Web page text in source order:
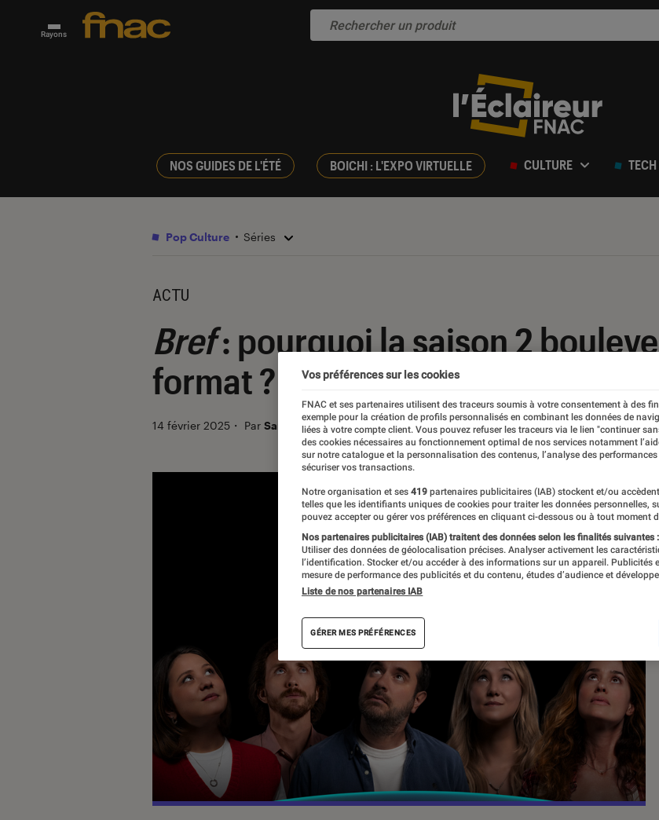
Rayons
NOS GUIDES DE L'ÉTÉ BOICHI : L'EXPO VIRTUELLE CULTURE TECH
Pop Culture Séries
ACTU
Bref: pourquoi la saison 2
format ?
14 février 2025 ・ Par Sarah Dupont
Vos préférences sur les cookies
FNAC et ses partenaires utilisent des traceurs soumis à votre consentement à des
exemple pour la création de profils personnalisés en combinant les données de
liées à votre compte client. Vous pouvez refuser les traceurs via le lien "continuer
des cookies nécessaires au fonctionnement optimal de nos services notamment
sur notre catalogue et la personnalisation des contenus, l’analyse des
sécuriser vos transactions.
Notre organisation et ses 419 partenaires publicitaires (IAB) stockent et/ou
telles que les identifiants uniques de cookies pour traiter les données personnelles,
pouvez accepter ou gérer vos préférences en cliquant ci-dessous ou à tout moment
Nos partenaires publicitaires (IAB) traitent des données selon les finalités suivantes :
Utiliser des données de géolocalisation précises. Analyser activement les
l’identification. Stocker et/ou accéder à des informations sur un appareil. Publicités
mesure de performance des publicités et du contenu, études d’audience et
Liste de nos partenaires IAB
GÉRER MES PRÉFÉRENCES